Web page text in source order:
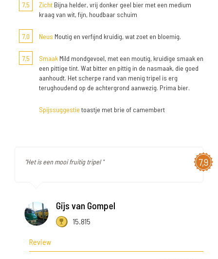
7,5
Zicht Bijna helder, vrij donker geel bier met een medium
kraag van wit, fijn, houdbaar schuim
7,0 Neus Moutig en verfijnd kruidig, wat zoet en bloemig.
7,5 Smaak Mild mondgevoel, met een moutig, kruidige smaak en
een pittige tint. Wat bitter en pittig in de nasmaak, die goed
aanhoudt. Het scherpe rand van menig tripel is erg
terughoudend op de achtergrond aanwezig. Prima bier.
Spijssuggestie toastje met brie of camembert
7,9
"Het is een mooi fruitig tripel "
Gijs van Gompel
15.815
Review